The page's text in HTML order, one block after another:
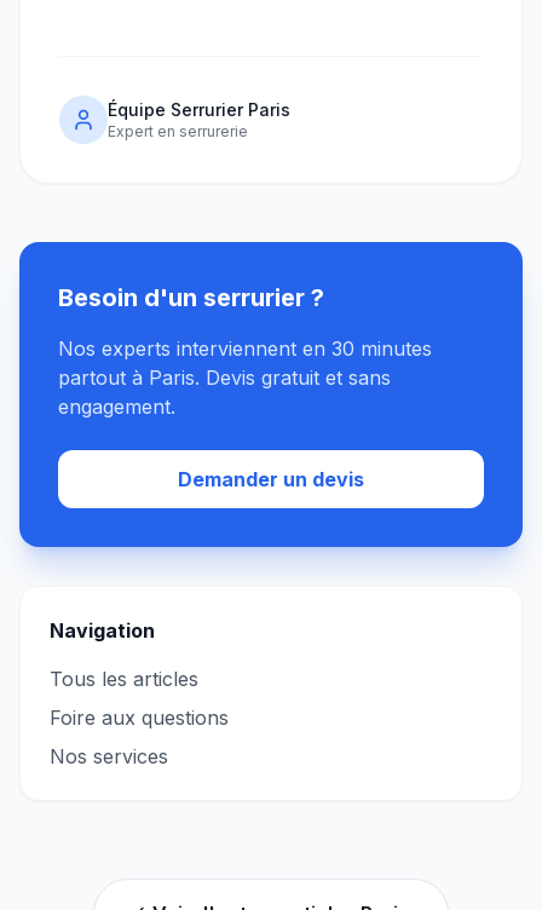
Équipe Serrurier Paris
Expert en serrurerie
Besoin d'un serrurier ?
Nos experts interviennent en 30 minutes
partout à Paris. Devis gratuit et sans
engagement.
Demander un devis
Navigation
Tous les articles
Foire aux questions
Nos services